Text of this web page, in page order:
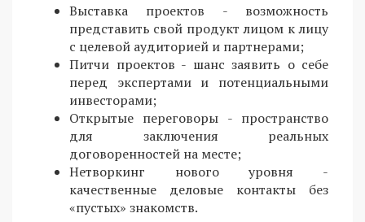
Выставка проектов - возможность
представить свой продукт лицом к лицу
с целевой аудиторией и партнерами;
Питчи проектов - шанс заявить о себе
перед экспертами и потенциальными
инвесторами;
Открытые переговоры - пространство
для заключения реальных
договоренностей на месте;
Нетворкинг нового уровня -
качественные деловые контакты без
«пустых» знакомств.